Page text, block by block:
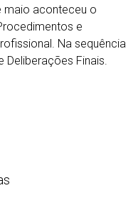
maio aconteceu o
e
Na sequência
Deliberações Finais.